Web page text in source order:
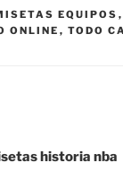
EQUIPOS ,
ONLINE , TODO
historia nba